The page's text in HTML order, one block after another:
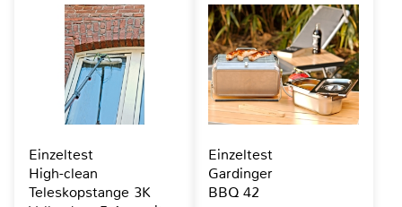
Einzeltest
High-clean
Teleskopstange 3K
Einzeltest
Gardinger
BBQ 42